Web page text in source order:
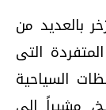
بالعديد من
التى
السياحية